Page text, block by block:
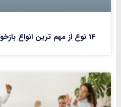
14 نوع از مهم ترین انواع بازخورد